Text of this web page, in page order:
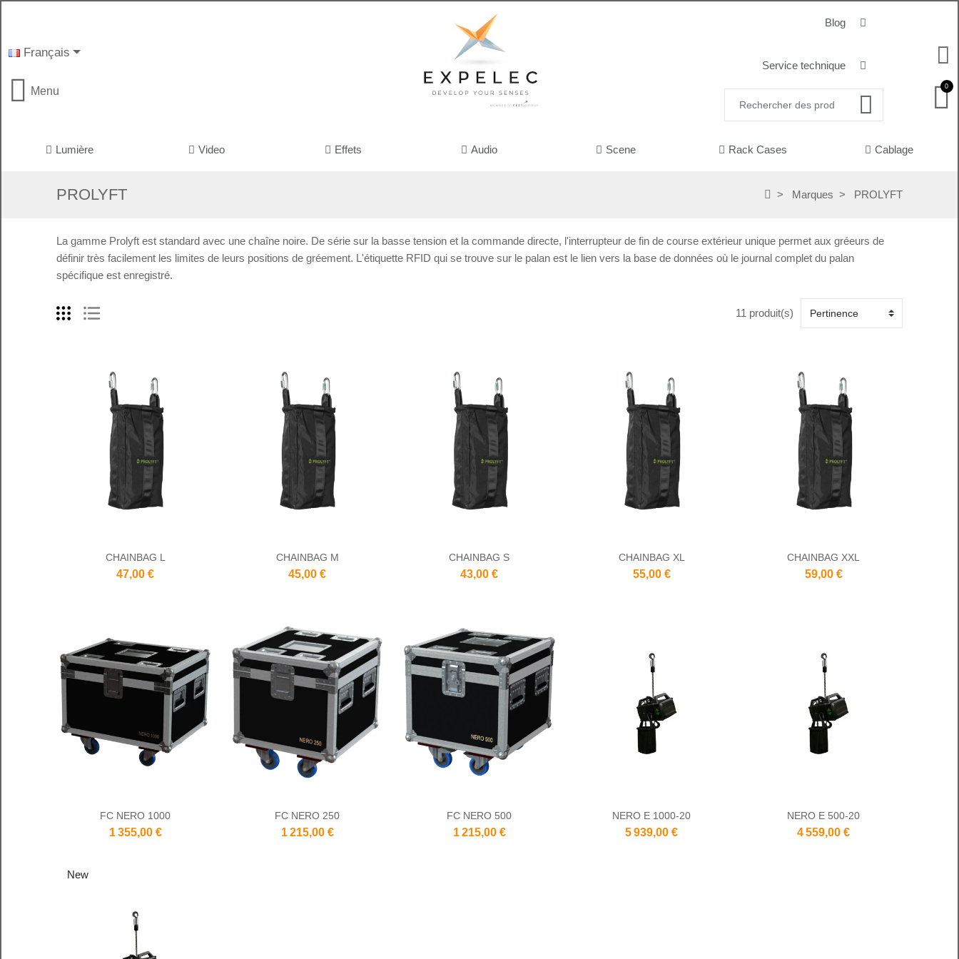
Français
Menu
Blog
Service technique
0
Lumière Video Effets Audio Scene Rack Cases Cablage
PROLYFT Marques PROLYFT
La gamme Prolyft est standard avec une chaîne noire. De série sur la basse tension et la commande directe, l'interrupteur de fin de course extérieur unique permet aux gréeurs de
définir très facilement les limites de leurs positions de gréement. L'étiquette RFID qui se trouve sur le palan est le lien vers la base de données où le journal complet du palan
spécifique est enregistré.
11 produit(s)
CHAINBAG L
47,00 €
CHAINBAG M
45,00 €
CHAINBAG S
43,00 €
CHAINBAG XL
55,00 €
CHAINBAG XXL
59,00 €
FC NERO 1000
1 355,00 €
FC NERO 250
1 215,00 €
FC NERO 500
1 215,00 €
NERO E 1000-20
5 939,00 €
NERO E 500-20
4 559,00 €
New